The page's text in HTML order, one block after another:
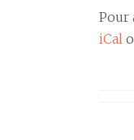
Pour
iCal